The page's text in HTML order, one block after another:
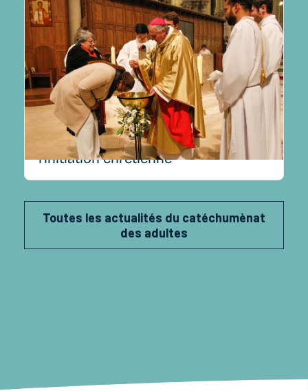
Vigile pascale, les sacrements de
l’initiation chrétienne
lire plus
Toutes les actualités du catéchumènat
des adultes